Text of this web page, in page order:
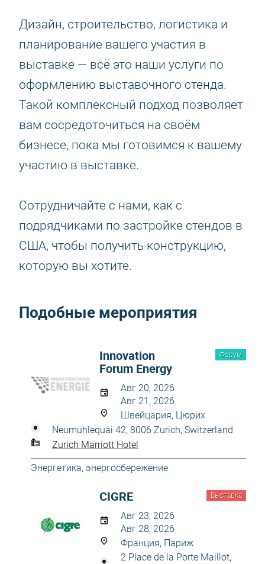
Дизайн, строительство, логистика и
планирование вашего участия в
выставке — всё это наши услуги по
оформлению выставочного стенда.
Такой комплексный подход позволяет
вам сосредоточиться на своём
бизнесе, пока мы готовимся к вашему
участию в выставке.
Сотрудничайте с нами, как с
подрядчиками по застройке стендов в
США, чтобы получить конструкцию,
которую вы хотите.
Подобные мероприятия
Форум
Innovation
Forum Energy
Авг 20, 2026
Авг 21, 2026
Швейцария, Цюрих
Neumühlequai 42, 8006 Zurich, Switzerland
Zurich Marriott Hotel
Энергетика, энергосбережение
Выставка
CIGRE
Авг 23, 2026
Авг 28, 2026
Франция, Париж
2 Place de la Porte Maillot,